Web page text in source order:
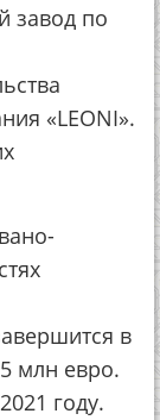
завод по
«LEONI».
в
млн евро.
году.